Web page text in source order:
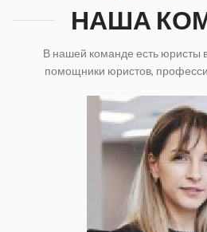
НАША
В нашей команде есть юристы
помощники юристов,